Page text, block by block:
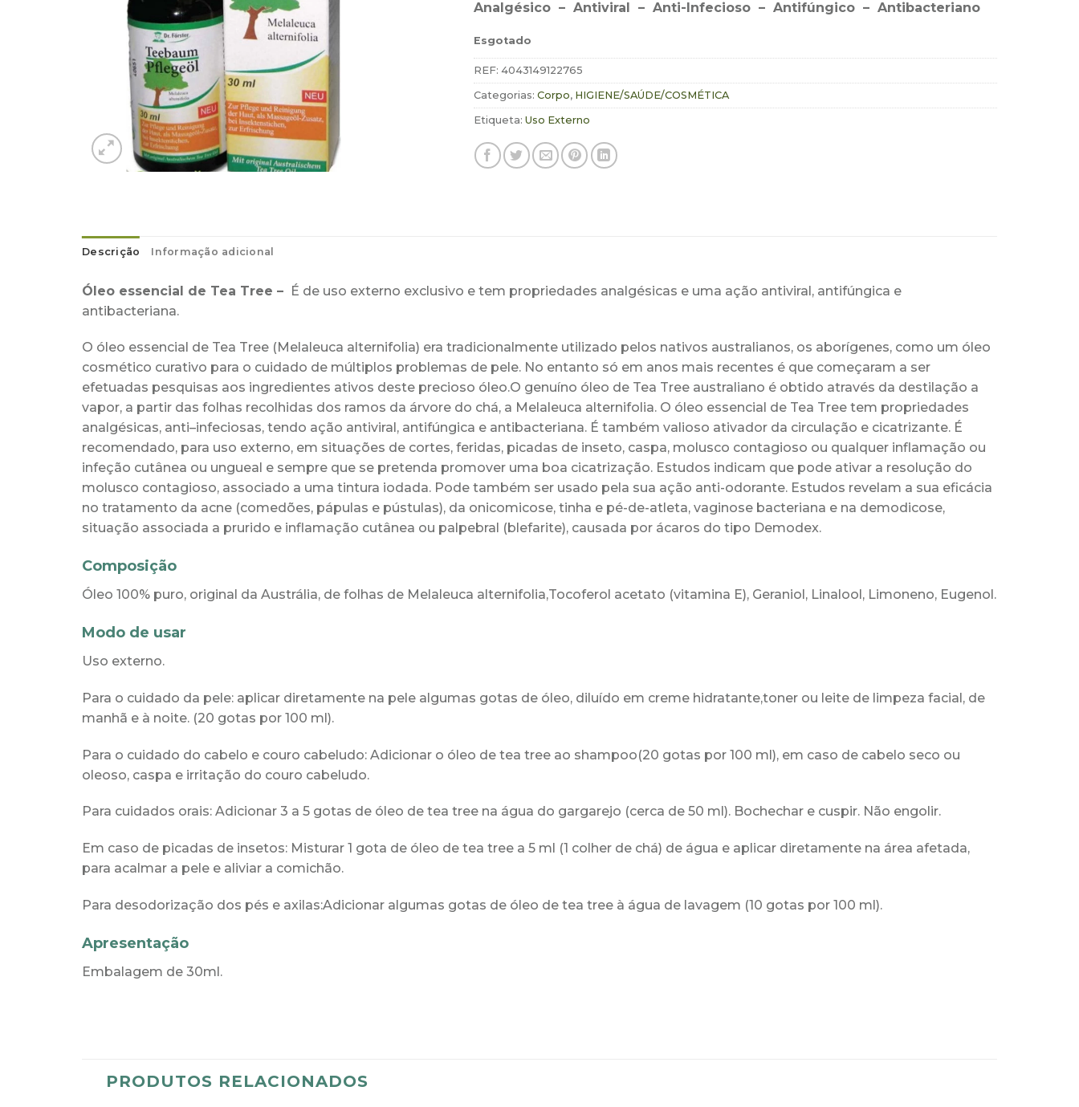
Analgésico – Antiviral – Anti-Infecioso – Antifúngico – Antibacteriano
Esgotado
REF: 4043149122765
Categorias: Corpo, HIGIENE/SAÚDE/COSMÉTICA
Etiqueta: Uso Externo
Descrição Informação adicional
Óleo essencial de Tea Tree – É de uso externo exclusivo e tem propriedades analgésicas e uma ação antiviral, antifúngica e
antibacteriana.
O óleo essencial de Tea Tree ( Melaleuca alternifolia) era tradicionalmente utilizado pelos nativos australianos, os aborígenes, como um óleo
cosmético curativo para o cuidado de múltiplos problemas de pele. No entanto só em anos mais recentes é que começaram a ser
efetuadas pesquisas aos ingredientes ativos deste precioso óleo.O genuíno óleo de Tea Tree australiano é obtido através da destilação a
vapor, a partir das folhas recolhidas dos ramos da árvore do chá, a Melaleuca alternifolia. O óleo essencial de Tea Tree tem propriedades
analgésicas, anti–infeciosas, tendo ação antiviral, antifúngica e antibacteriana. É também valioso ativador da circulação e cicatrizante. É
recomendado, para uso externo, em situações de cortes, feridas, picadas de inseto, caspa, molusco contagioso ou qualquer inflamação ou
infeção cutânea ou ungueal e sempre que se pretenda promover uma boa cicatrização. Estudos indicam que pode ativar a resolução do
molusco contagioso, associado a uma tintura iodada. Pode também ser usado pela sua ação anti-odorante. Estudos revelam a sua eficácia
no tratamento da acne (comedões, pápulas e pústulas), da onicomicose, tinha e pé-de-atleta, vaginose bacteriana e na demodicose,
situação associada a prurido e inflamação cutânea ou palpebral (blefarite), causada por ácaros do tipo Demodex.
Composição
Óleo 100% puro, original da Austrália, de folhas de Melaleuca alternifolia,Tocoferol acetato (vitamina E), Geraniol, Linalool, Limoneno, Eugenol.
Modo de usar
Uso externo.
Para o cuidado da pele: aplicar diretamente na pele algumas gotas de óleo, diluído em creme hidratante,toner ou leite de limpeza facial, de
manhã e à noite. (20 gotas por 100 ml).
Para o cuidado do cabelo e couro cabeludo: Adicionar o óleo de tea tree ao shampoo(20 gotas por 100 ml), em caso de cabelo seco ou
oleoso, caspa e irritação do couro cabeludo.
Para cuidados orais: Adicionar 3 a 5 gotas de óleo d e tea tree na água do gargarejo (cerca de 50 ml). Bochechar e cuspir. Não engolir.
Em caso de picadas de insetos: Misturar 1 gota de óleo de tea tree a 5 ml (1 colher de chá) de água e aplicar diretamente na área afetada,
para acalmar a pele e aliviar a comichão.
Para desodorização dos pés e axilas:Adicionar algumas gotas de óleo de tea tree à água de lavagem (10 gotas por 100 ml).
Apresentação
Embalagem de 30ml.
PRODUTOS RELACIONADOS